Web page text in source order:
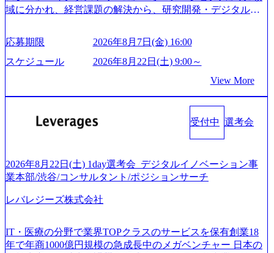
ネスモデル検討支援 ・金融領域におけるAIを活用した事業
ィ領域における地域活性アプリ企画支援及び実行支援 ・ロ
業支援 ※その他新規事業や既存デジタルトランスフォーメ
ーションの案件が多数 ● コンサルタント プロジェクトにお
は、仮説検証からクライアント向け資料のドラフト作成、
プロジェクトにおける課題/リスク管理などを担当。 ● シニ
アコンサルタント プロジェクトメンバーとしてプロジェク
トの一領域を担う。主な作業としては、As-Is分析、仮説構
ィスカッションペ ーパーの作成などを担当。 ● 裁量権 弊社
は2019年11月に設立され、成長期といわれるフェーズにあ
ります。 事業・組織を拡大していく時期のため、メンバー
や組織がスケールしていく過程を体感できます。 また、希
参加できる環境です。 自ら案件を取り、プロジェクト体制
を作っていくことも可能です。 ● 事業会社機能にも携われ
前日までに日程およびURLを共有させていただきます ・面
接および条件面談ともに、どの時間開始となってもご対応
と幸いです ※1day選考会のご参加希望の方は、事前にGAB
試験を受検いただきます(受験期限は1day選考会実施日の3日
前まで)。 ※ただし、30代以上のコンサルファーム経験3年
以上の方はGAB受検免除、書類選考のみ。 書類選考通過後
に、GAB試験に合格している方へ1day選考会当日のご案内
をさせていただきます。 急速なグローバル化により既存事
業では成長戦略を描く事が困難になった大手企業をサポー
す。 (1)既存または新規大手事業会社から依頼された「経営
戦略」等のコンサルティング支援を行います。クライアン
トは各業界上位5社をターゲットとし、特にCXOクラスから
「新規事業戦略」「既存事業のトランスフォーメーショ
案件をメインとしたコンサルティングを行います ＜プロジ
ェクト一部抜粋＞ ・海外事業(新規・既存)事業のビジネス
域に分かれ、経営課題の解決から、研究開発・デジタル・
グ領域からその実行的側面であるITサービスの提供まで一
貫して支援する総合系・IT系ファームである あらゆる産業
において非常に良質な顧客基盤を築いており、Fortune Globa
手掛けたプロジェクトは「ファーストリテイリングにおけ
るグローバル化」「資生堂グループのDX化支援」「ヴィヴ
ンサルティング活動のみならず、2021年にはKDDIと合弁会
社「ARISE analytics」を設立し、人工知能とデータアナリテ
ジタル人材育成の支援も盛んに行う 採用資料 (https://www.ac
centure.com/content/dam/accenture/final/accenture-com/document-
いて (https://www.accenture.com/content/dam/accenture/final/caree
のキャリアブログ (https://www.accenture.com/jp-ja/blogs/japan-
careers-blog) 江川社長が語る「105点経営」 (https://business.ni
応募期限
2026年8月7日(金) 16:00
スケジュール
2026年8月22日(土) 9:00～
View More
受付中 選考会
2026年8月22日(土) 1day選考会_デジタルイノベーション事
業本部/渋谷/コンサルタント/ポジションサーチ
レバレジーズ株式会社
IT・医療の分野で業界TOPクラスのサービスを保有創業18
年で年商1000億円規模の急成長中のメガベンチャー 日本の